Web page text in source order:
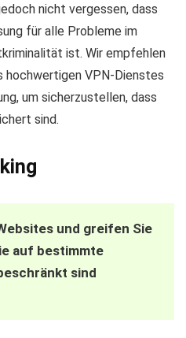
nicht vergessen, dass
für alle Probleme im
ist. Wir empfehlen
hochwertigen VPN-Dienstes
um sicherzustellen, dass
sind.
und greifen Sie
auf bestimmte
sind